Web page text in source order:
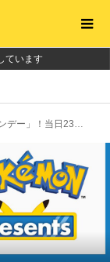
ています
Presents」の放送が決定